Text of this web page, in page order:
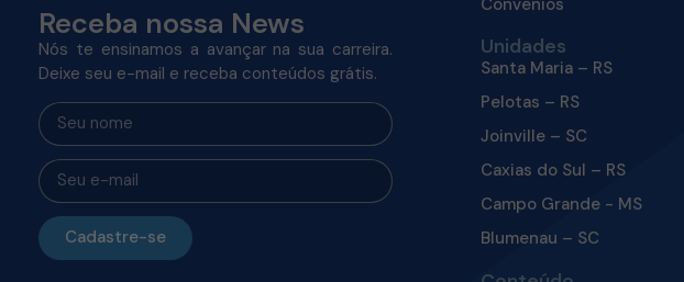
Receba nossa News
Nós te ensinamos a avançar na sua carreira.
Deixe seu e-mail e receba conteúdos grátis.
Cadastre-se
Unidades
Santa Maria – RS
Pelotas – RS
Joinville – SC
Caxias do Sul – RS
Campo Grande - MS
Blumenau – SC